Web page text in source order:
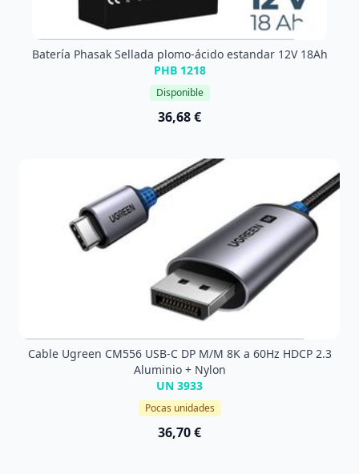
Batería Phasak Sellada plomo-ácido estandar 12V 18Ah
PHB 1218
Disponible
36,68 €
Cable Ugreen CM556 USB-C DP M/M 8K a 60Hz HDCP 2.3
Aluminio + Nylon
UN 3933
Pocas unidades
36,70 €